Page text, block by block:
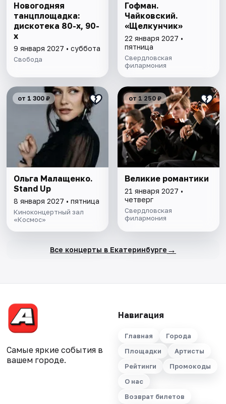
Новогодняя
танцплощадка:
дискотека 80-х, 90-
х
9 января 2027 • суббота
Свобода
Гофман.
Чайковский.
«Щелкунчик»
22 января 2027 •
пятница
Свердловская
филармония
от 1 300 ₽
Ольга Малащенко.
Stand Up
8 января 2027 • пятница
Киноконцертный зал
«Космос»
от 1 250 ₽
Великие романтики
21 января 2027 •
четверг
Свердловская
филармония
Все концерты в Екатеринбурге →
Самые яркие события в
вашем городе.
Навигация
Главная
Города
Площадки
Артисты
Рейтинги
Промокоды
О нас
Возврат билетов